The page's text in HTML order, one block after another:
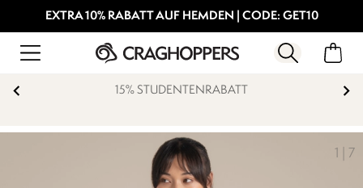
EXTRA 10% RABATT AUF HEMDEN | CODE: GET10
15% STUDENTENRABATT
1 7